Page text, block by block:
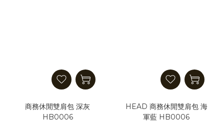
商務休閒雙肩包 深灰
HB0006
HEAD 商務休閒雙肩包 海
軍藍 HB0006